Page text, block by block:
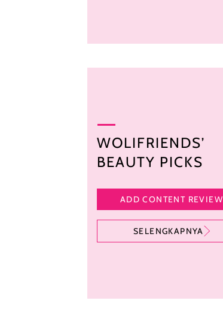
WOLIFRIENDS’
BEAUTY PICKS
ADD CONTENT REVIEW
SELENGKAPNYA